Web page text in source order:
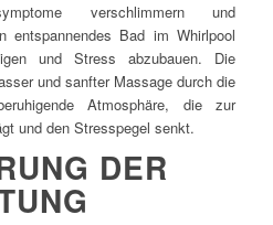
verschlimmern und
entspannendes Bad im Whirlpool
und Stress abzubauen. Die
und sanfter Massage durch die
Atmosphäre, die zur
und den Stresspegel senkt.
DER